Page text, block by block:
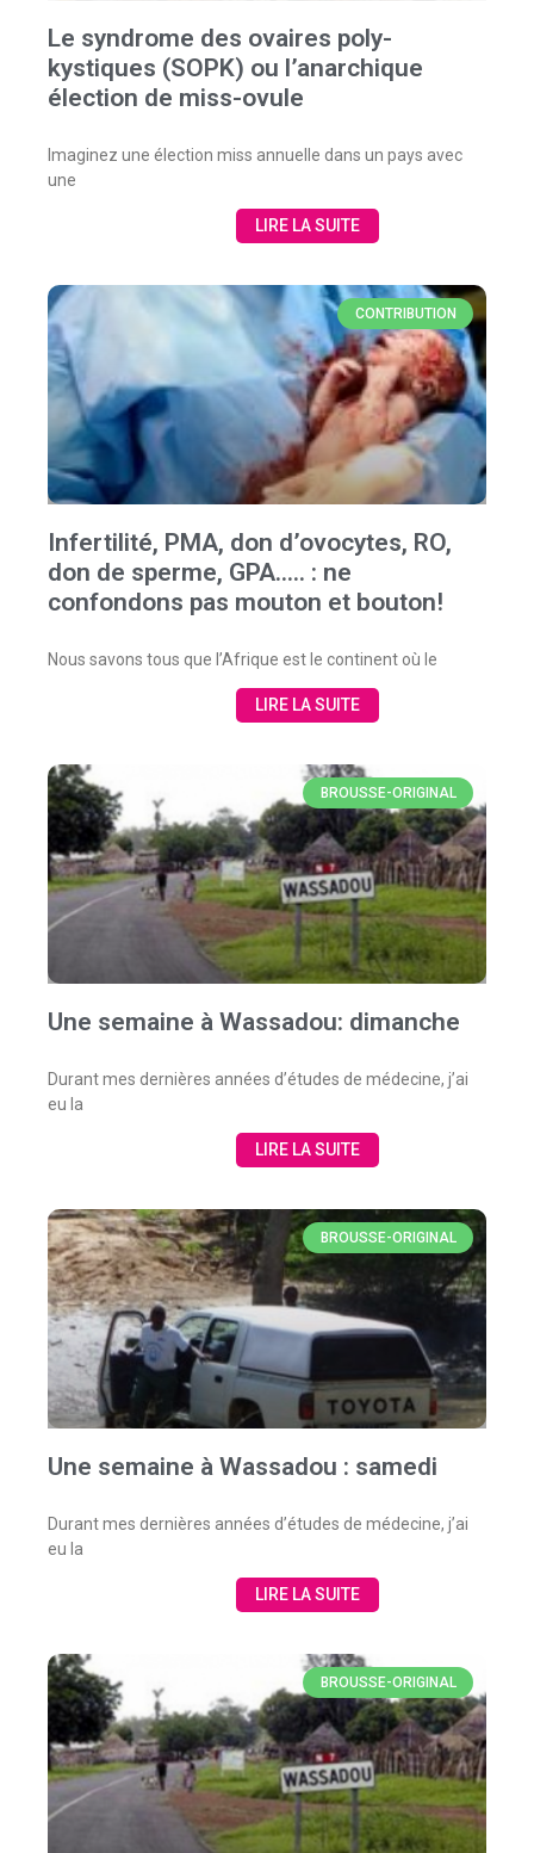
Le syndrome des ovaires poly-
kystiques (SOPK) ou l’anarchique
élection de miss-ovule
Imaginez une élection miss annuelle dans un pays avec
une
LIRE LA SUITE
CONTRIBUTION
Infertilité, PMA, don d’ovocytes, RO,
don de sperme, GPA….. : ne
confondons pas mouton et bouton!
Nous savons tous que l’Afrique est le continent où le
LIRE LA SUITE
BROUSSE-ORIGINAL
Une semaine à Wassadou: dimanche
Durant mes dernières années d’études de médecine, j’ai
eu la
LIRE LA SUITE
BROUSSE-ORIGINAL
Une semaine à Wassadou : samedi
Durant mes dernières années d’études de médecine, j’ai
eu la
LIRE LA SUITE
BROUSSE-ORIGINAL